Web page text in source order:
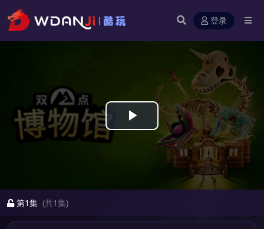
登录
Play
Video
第1集 (共1集)